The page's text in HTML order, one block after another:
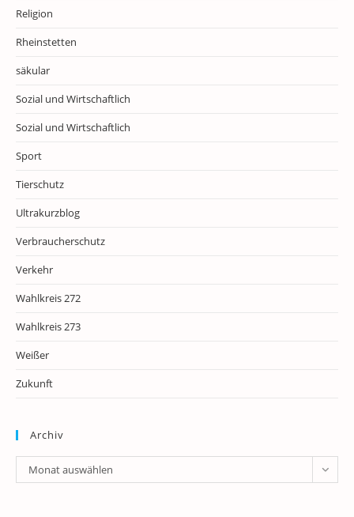
Religion
Rheinstetten
säkular
Sozial und Wirtschaftlich
Sozial und Wirtschaftlich
Sport
Tierschutz
Ultrakurzblog
Verbraucherschutz
Verkehr
Wahlkreis 272
Wahlkreis 273
Weißer
Zukunft
Archiv
Archiv
Monat auswählen